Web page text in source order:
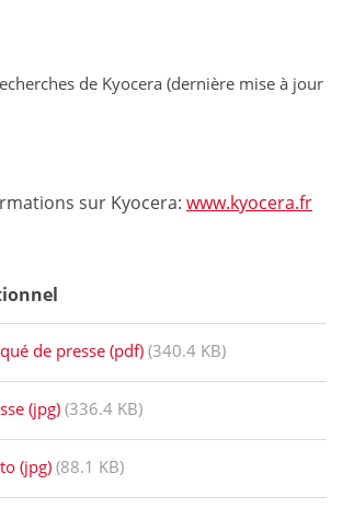
de Kyocera (dernière mise à jour
sur Kyocera: www.kyocera.fr
de presse (pdf) (340.4 KB)
(jpg) (336.4 KB)
(jpg) (88.1 KB)